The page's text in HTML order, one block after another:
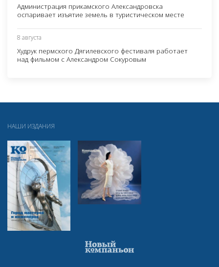
Администрация прикамского Александровска
оспаривает изъятие земель в туристическом месте
8 августа
Худрук пермского Дягилевского фестиваля работает
над фильмом с Александром Сокуровым
НАШИ ИЗДАНИЯ